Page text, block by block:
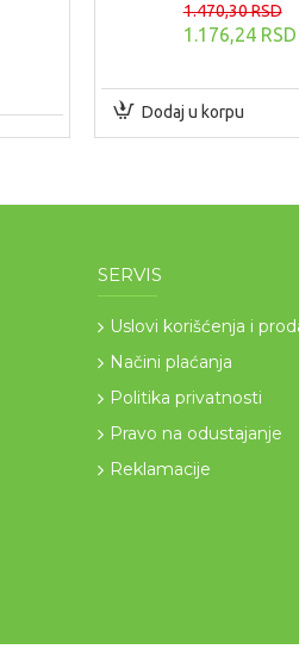
1.176,24 RSD
1.470,30 RSD
Dodaj u korpu
SERVIS
Uslovi korišćenja i
Načini plaćanja
Politika privatnosti
Pravo na odustajanje
Reklamacije